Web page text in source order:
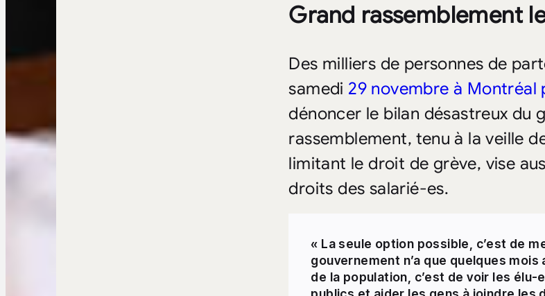
Grand rassemblement
Des milliers de personnes de
samedi 29 novembre à Montréal
dénoncer le bilan désastreux du
rassemblement, tenu à la veille
limitant le droit de grève, vise
droits des salarié-es.
« La seule option possible, c’est de
gouvernement n’a que quelques
de la population, c’est de voir les